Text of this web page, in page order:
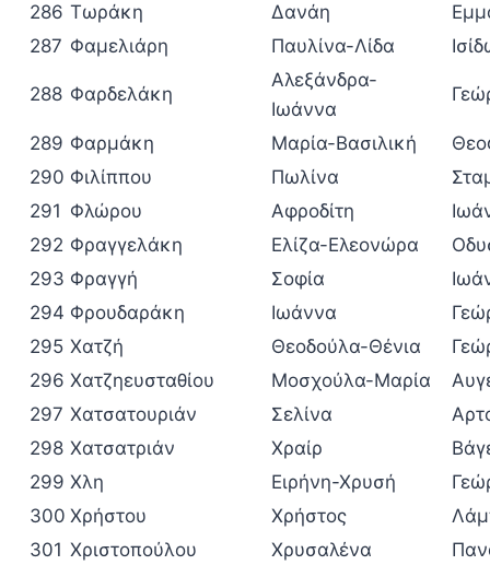
286 Τωράκη Δανάη
287 Φαμελιάρη Παυλίνα-Λίδα
288 Φαρδελάκη
Αλεξάνδρα-
Ιωάννα
289 Φαρμάκη Μαρία-Βασιλική
290 Φιλίππου Πωλίνα
291 Φλώρου Αφροδίτη
292 Φραγγελάκη Ελίζα-Ελεονώρα
293 Φραγγή Σοφία
294 Φρουδαράκη Ιωάννα
295 Χατζή Θεοδούλα-Θένια
296 Χατζηευσταθίου Μοσχούλα-Μαρία
297 Χατσατουριάν Σελίνα
298 Χατσατριάν Χραίρ
299 Χλη Ειρήνη-Χρυσή
300 Χρήστου Χρήστος
301 Χριστοπούλου Χρυσαλένα